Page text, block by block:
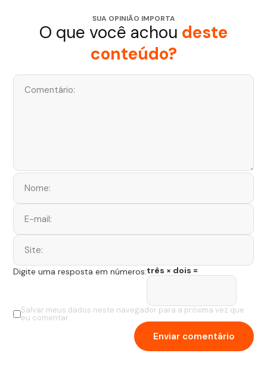
SUA OPINIÃO IMPORTA
O que você achou deste
conteúdo?
Salvar meus dados neste navegador para a próxima vez que
eu comentar.
Digite uma resposta em números:três × dois =